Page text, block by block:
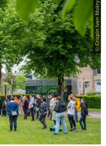
© Crispin Iven Mokry